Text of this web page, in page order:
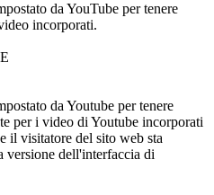
da YouTube per tenere
incorporati.
da Youtube per tenere
per i video di Youtube incorporati
il visitatore del sito web sta
versione dell'interfaccia di